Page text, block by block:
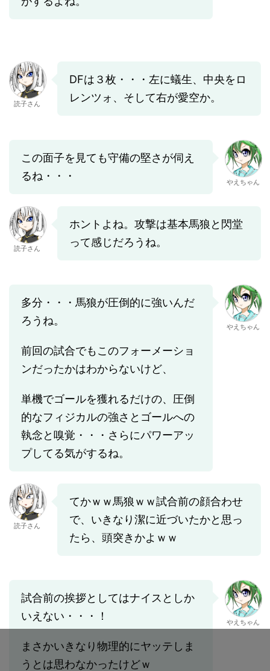
読子さん
DFは３枚・・・左に蟻生、中央をロ
レンツォ、そして右が愛空か。
この面子を見ても守備の堅さが伺え
るね・・・
やえちゃん
読子さん
ホントよね。攻撃は基本馬狼と閃堂
って感じだろうね。
多分・・・馬狼が圧倒的に強いんだ
ろうね。
前回の試合でもこのフォーメーショ
ンだったかはわからないけど、
単機でゴールを獲れるだけの、圧倒
的なフィジカルの強さとゴールへの
執念と嗅覚・・・さらにパワーアッ
プしてる気がするね。
やえちゃん
読子さん
てかｗｗ馬狼ｗｗ試合前の顔合わせ
で、いきなり潔に近づいたかと思っ
たら、頭突きかよｗｗ
試合前の挨拶としてはナイスとしか
いえない・・・！
まさかいきなり物理的にヤッテしま
うとは思わなかったけどｗ
やえちゃん